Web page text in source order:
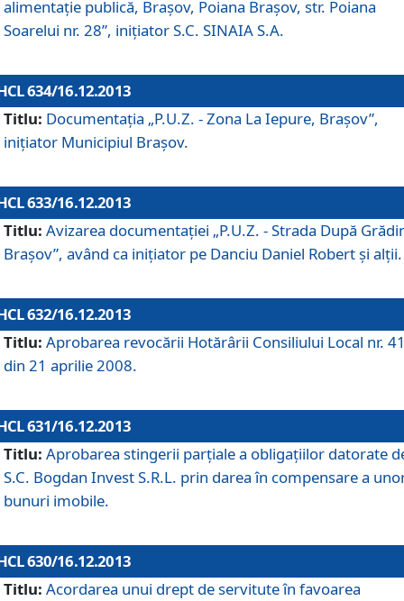
alimentaţie publică, Braşov, Poiana Braşov, str. Poiana
Soarelui nr. 28”, iniţiator S.C. SINAIA S.A.
634/16.12.2013
Titlu: Documentaţia „P.U.Z. - Zona La Iepure, Braşov”,
iniţiator Municipiul Braşov.
633/16.12.2013
Titlu: Avizarea documentaţiei „P.U.Z. - Strada După
Braşov”, având ca iniţiator pe Danciu Daniel Robert şi alţii.
632/16.12.2013
Titlu: Aprobarea revocării Hotărârii Consiliului Local nr.
din 21 aprilie 2008.
631/16.12.2013
Titlu: Aprobarea stingerii parţiale a obligaţiilor datorate
S.C. Bogdan Invest S.R.L. prin darea în compensare a
bunuri imobile.
630/16.12.2013
Titlu: Acordarea unui drept de servitute în favoarea